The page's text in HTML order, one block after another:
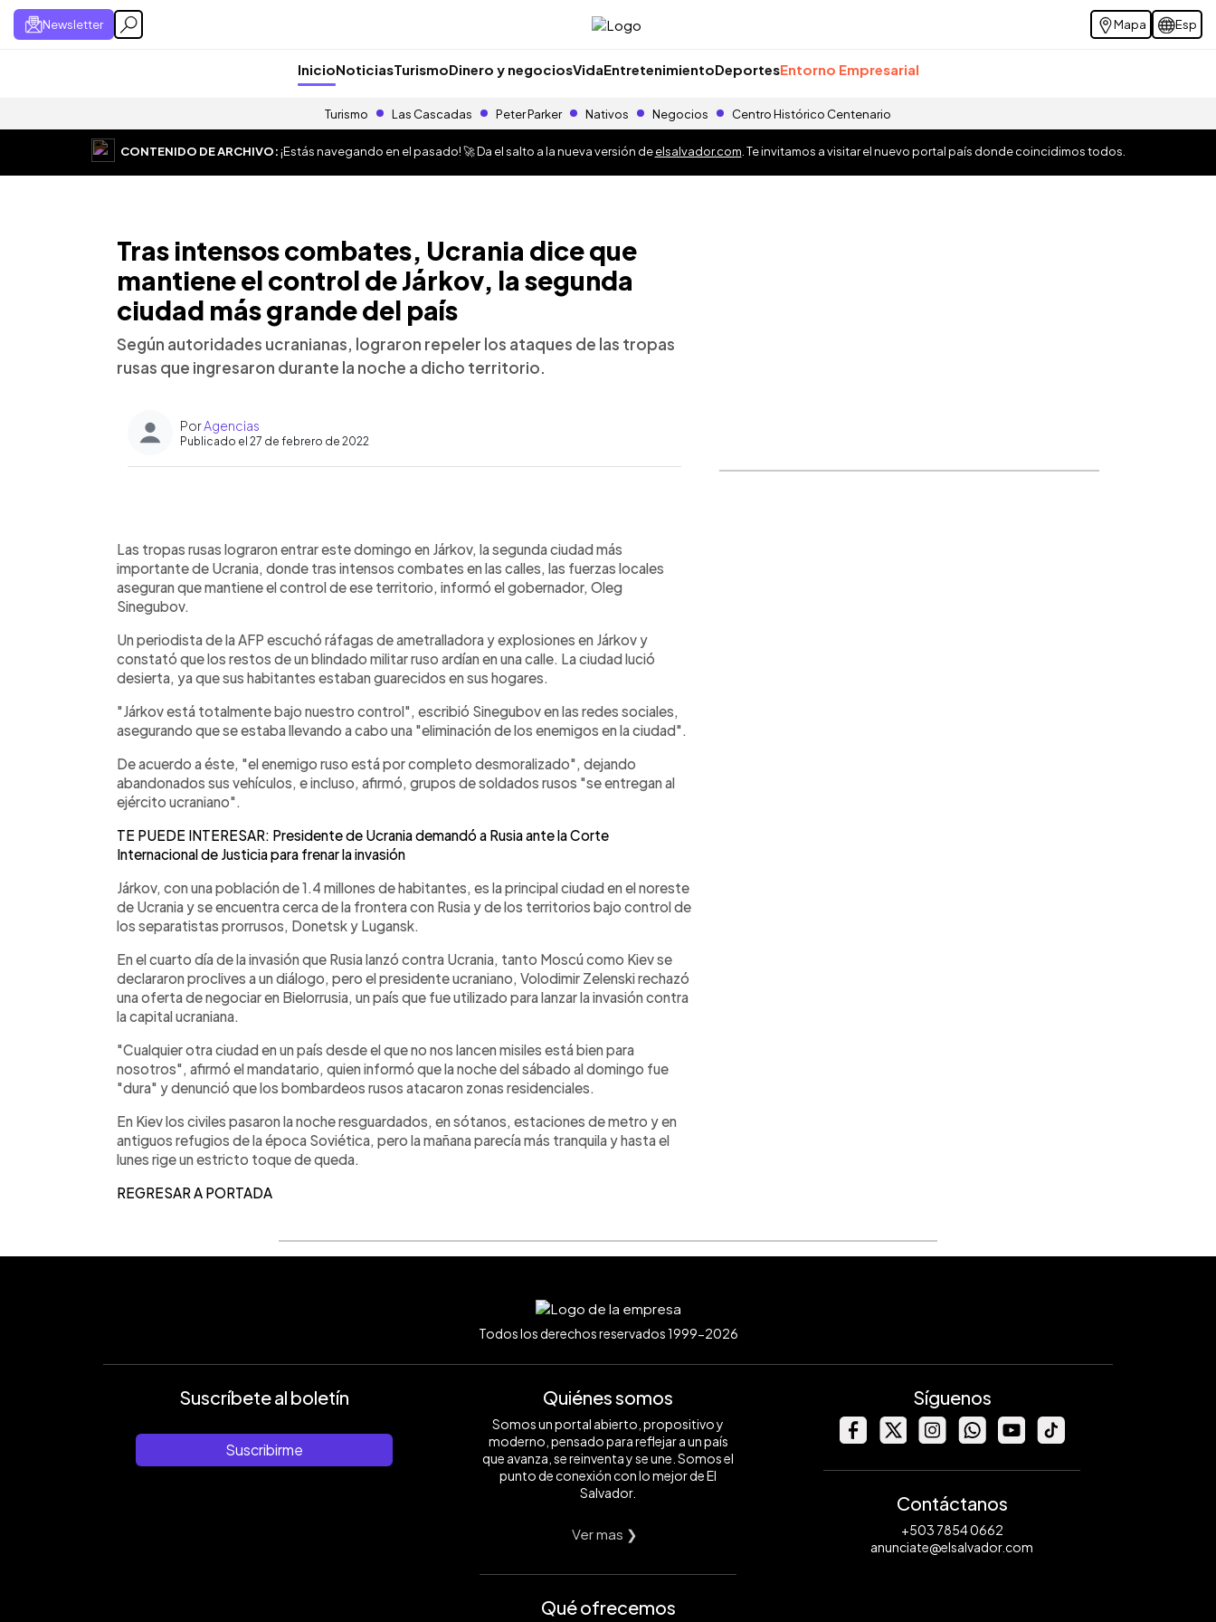
Newsletter Mapa Esp
InicioNoticiasTurismoDinero y negociosVidaEntretenimientoDeportesEntorno Empresarial
Turismo Las Cascadas Peter Parker Nativos Negocios Centro Histórico Centenario
CONTENIDO DE ARCHIVO:¡Estás navegando en el pasado! 🚀 Da el salto a la nueva versión deelsalvador.com . Te invitamos a visitar el nuevo portal país donde coincidimos todos.
Tras intensos combates, Ucrania dice que
mantiene el control de Járkov, la segunda
ciudad más grande del país
Según autoridades ucranianas, lograron repeler los ataques de las tropas
rusas que ingresaron durante la noche a dicho territorio.
PorAgencias
Publicado el 27 de febrero de 2022
Escuchar artículo
Las tropas rusas lograron entrar este domingo en Járkov, la segunda ciudad más
importante de Ucrania, donde tras intensos combates en las calles, las fuerzas locales
aseguran que mantiene el control de ese territorio, informó el gobernador, Oleg
Sinegubov.
Un periodista de la AFP escuchó ráfagas de ametralladora y explosiones en Járkov y
constató que los restos de un blindado militar ruso ardían en una calle. La ciudad lució
desierta, ya que sus habitantes estaban guarecidos en sus hogares.
"Járkov está totalmente bajo nuestro control", escribió Sinegubov en las redes sociales,
asegurando que se estaba llevando a cabo una "eliminación de los enemigos en la ciudad".
De acuerdo a éste, "el enemigo ruso está por completo desmoralizado", dejando
abandonados sus vehículos, e incluso, afirmó, grupos de soldados rusos "se entregan al
ejército ucraniano".
TE PUEDE INTERESAR: Presidente de Ucrania demandó a Rusia ante la Corte
Internacional de Justicia para frenar la invasión
Járkov, con una población de 1.4 millones de habitantes, es la principal ciudad en el noreste
de Ucrania y se encuentra cerca de la frontera con Rusia y de los territorios bajo control de
los separatistas prorrusos, Donetsk y Lugansk.
En el cuarto día de la invasión que Rusia lanzó contra Ucrania, tanto Moscú como Kiev se
declararon proclives a un diálogo, pero el presidente ucraniano, Volodimir Zelenski rechazó
una oferta de negociar en Bielorrusia, un país que fue utilizado para lanzar la invasión contra
la capital ucraniana.
"Cualquier otra ciudad en un país desde el que no nos lancen misiles está bien para
nosotros", afirmó el mandatario, quien informó que la noche del sábado al domingo fue
"dura" y denunció que los bombardeos rusos atacaron zonas residenciales.
En Kiev los civiles pasaron la noche resguardados, en sótanos, estaciones de metro y en
antiguos refugios de la época Soviética, pero la mañana parecía más tranquila y hasta el
lunes rige un estricto toque de queda.
REGRESAR A PORTADA
Todos los derechos reservados 1999-2026
Suscríbete al boletín
Suscribirme
Quiénes somos
Somos un portal abierto, propositivo y
moderno, pensado para reflejar a un país
que avanza, se reinventa y se une. Somos el
punto de conexión con lo mejor de El
Salvador.
Ver mas ❯
Qué ofrecemos
Síguenos
Contáctanos
+503 7854 0662
anunciate@elsalvador.com